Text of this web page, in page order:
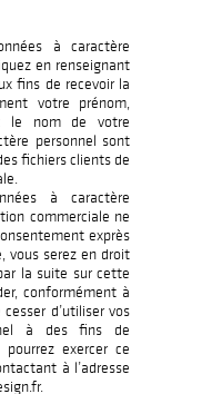
à caractère
en renseignant
fins de recevoir la
votre prénom,
le nom de votre
personnel sont
fichiers clients de
à caractère
commerciale ne
exprès
vous serez en droit
la suite sur cette
conformément à
d’utiliser vos
à des fins de
pourrez exercer ce
à l’adresse